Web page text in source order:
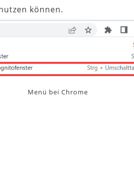
können.
Menü bei Chrome